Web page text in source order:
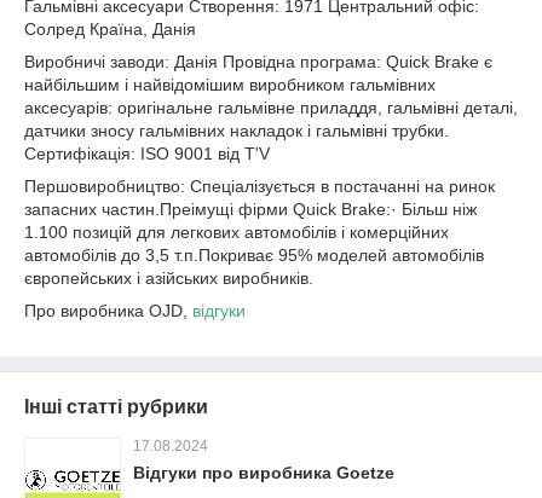
Гальмівні аксесуари Створення: 1971 Центральний офіс:
Солред Країна, Данія
Виробничі заводи: Данія Провідна програма: Quick Brake є
найбільшим і найвідомішим виробником гальмівних
аксесуарів: оригінальне гальмівне приладдя, гальмівні деталі,
датчики зносу гальмівних накладок і гальмівні трубки.
Сертифікація: ISO 9001 від T'V
Першовиробництво: Спеціалізується в постачанні на ринок
запасних частин.Преімущі фірми Quick Brake:· Більш ніж
1.100 позицій для легкових автомобілів і комерційних
автомобілів до 3,5 т.п.Покриває 95% моделей автомобілів
європейських і азійських виробників.
Про виробника OJD, відгуки
Інші статті рубрики
17.08.2024
Відгуки про виробника Goetze